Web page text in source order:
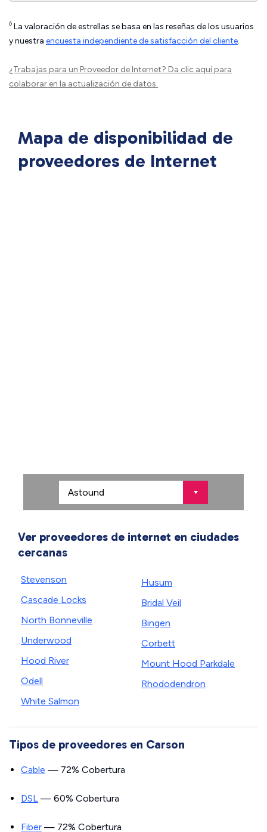
◊ La valoración de estrellas se basa en las reseñas de los usuarios
y nuestra encuesta independiente de satisfacción del cliente.
¿Trabajas para un Proveedor de Internet? Da clic aquípara
colaborar en la actualización de datos.
Mapa de disponibilidad de
proveedores de Internet
Ver proveedores de internet en ciudades
cercanas
Stevenson
Cascade Locks
North Bonneville
Underwood
Hood River
Odell
White Salmon
Husum
Bridal Veil
Bingen
Corbett
Mount Hood Parkdale
Rhododendron
Tipos de proveedores en Carson
Cable — 72% Cobertura
DSL — 60% Cobertura
Fiber — 72% Cobertura